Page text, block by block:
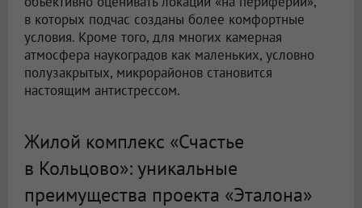
в которых подчас созданы более комфортные
условия. Кроме того, для многих камерная
атмосфера наукоградов как маленьких, условно
полузакрытых, микрорайонов становится
настоящим антистрессом.
Жилой комплекс «Счастье
в Кольцово»: уникальные
преимущества проекта «Эталона»